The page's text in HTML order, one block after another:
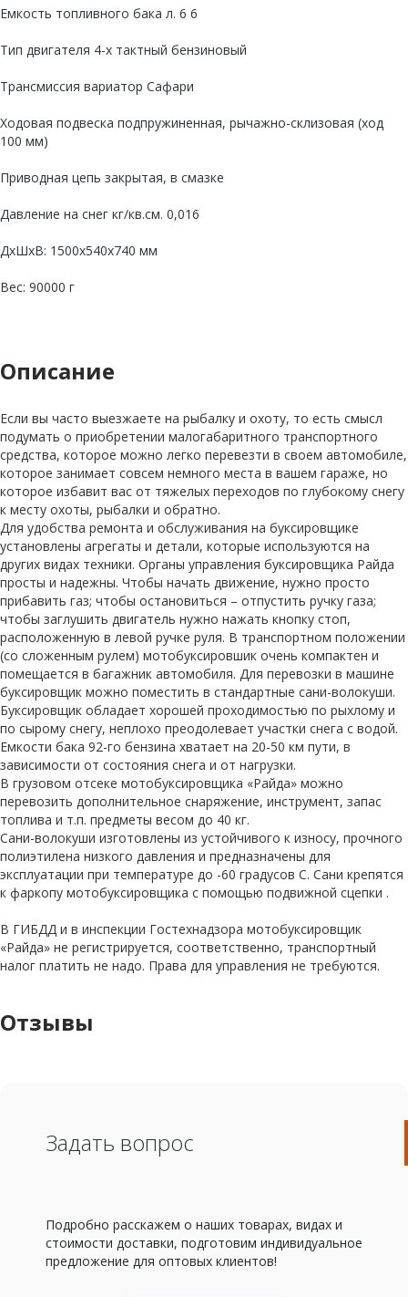
Емкость топливного бака л. 6 6
Тип двигателя 4-х тактный бензиновый
Трансмиссия вариатор Сафари
Ходовая подвеска подпружиненная, рычажно-склизовая (ход
100 мм)
Приводная цепь закрытая, в смазке
Давление на снег кг/кв.см. 0,016
ДxШxВ: 1500x540x740 мм
Вес: 90000 г
Описание
Если вы часто выезжаете на рыбалку и охоту, то есть смысл
подумать о приобретении малогабаритного транспортного
средства, которое можно легко перевезти в своем автомобиле,
которое занимает совсем немного места в вашем гараже, но
которое избавит вас от тяжелых переходов по глубокому снегу
к месту охоты, рыбалки и обратно.
Для удобства ремонта и обслуживания на буксировщике
установлены агрегаты и детали, которые используются на
других видах техники. Органы управления буксировщика Райда
просты и надежны. Чтобы начать движение, нужно просто
прибавить газ; чтобы остановиться – отпустить ручку газа;
чтобы заглушить двигатель нужно нажать кнопку стоп,
расположенную в левой ручке руля. В транспортном положении
(со сложенным рулем) мотобуксировшик очень компактен и
помещается в багажник автомобиля. Для перевозки в машине
буксировщик можно поместить в стандартные сани-волокуши.
Буксировщик обладает хорошей проходимостью по рыхлому и
по сырому снегу, неплохо преодолевает участки снега с водой.
Емкости бака 92-го бензина хватает на 20-50 км пути, в
зависимости от состояния снега и от нагрузки.
В грузовом отсеке мотобуксировщика «Райда» можно
перевозить дополнительное снаряжение, инструмент, запас
топлива и т.п. предметы весом до 40 кг.
Сани-волокуши изготовлены из устойчивого к износу, прочного
полиэтилена низкого давления и предназначены для
эксплуатации при температуре до -60 градусов С. Сани крепятся
к фаркопу мотобуксировщика с помощью подвижной сцепки .
В ГИБДД и в инспекции Гостехнадзора мотобуксировщик
«Райда» не регистрируется, соответственно, транспортный
налог платить не надо. Права для управления не требуются.
Отзывы
Задать вопрос
Подробно расскажем о наших товарах, видах и
стоимости доставки, подготовим индивидуальное
предложение для оптовых клиентов!